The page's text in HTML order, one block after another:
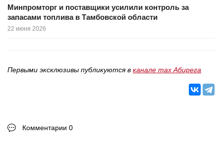
Минпромторг и поставщики усилили контроль за
запасами топлива в Тамбовской области
22 июня 2026
Первыми эксклюзивы публикуются в канале max Абирега
Комментарии 0